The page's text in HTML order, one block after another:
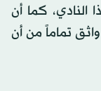
كما أن
واثق تماماً من أن